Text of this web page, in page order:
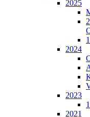
2025
2024
2023
2021